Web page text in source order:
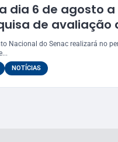
dia 6 de agosto
de avaliação
do Senac
Nacional do Senac realizará no
NOTÍCIAS